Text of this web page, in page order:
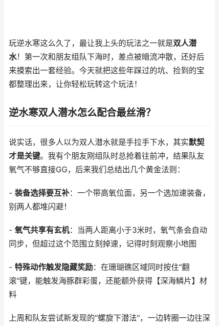
玩逆水寒这么久了，最让我上头的玩法之一就是双人潜
水！第一次和朋友组队下海时，差点被暗流冲散，还好后
来摸索出一套经验。今天就把这些年踩过的坑、捡到的宝
都整理出来，让你轻松玩转这个玩法！
逆水寒双人潜水怎么配合最丝滑？
说实话，很多人以为双人潜水就是手拉手下水，其实默契
才是关键。我有个朋友刚组队时总抢着往前冲，结果队友
氧气不够直接GG，后来我们总结出几个黄金法则：
- 装备选择要互补：一个带高氧位面，另一个选加速装备，
别两人都堆闪避！
- 氧气共享有玄机：当两人距离小于3米时，氧气条会自动
同步，但超过这个范围立刻掉速，记得时刻观察小地图
- 特殊动作触发隐藏奖励：在珊瑚礁区域同时按住"翻
滚"键，能触发海豚群彩蛋，还能额外获得【深海鳞片】材
料
上周和队友尝试新发现的"螺旋下潜法"，一边转圈一边往深